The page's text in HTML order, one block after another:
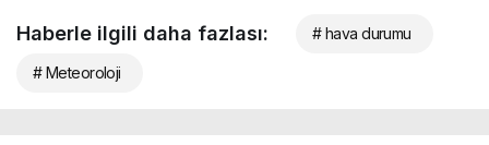
Haberle ilgili daha fazlası: # hava durumu
# Meteoroloji